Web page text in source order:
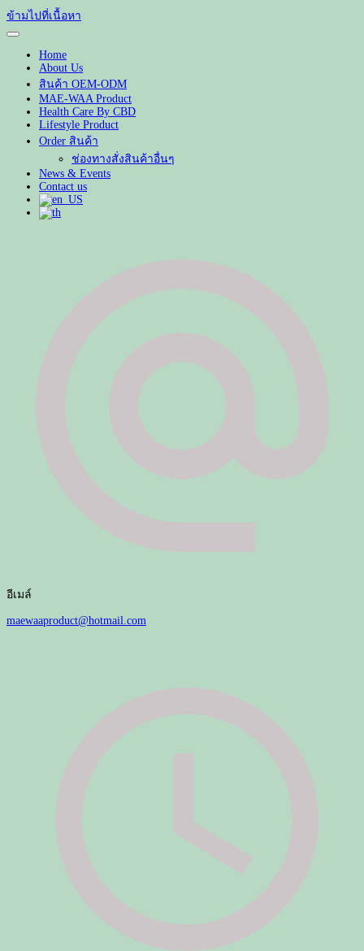
ข้ามไปที่เนื้อหา
Home
About Us
สินค้า OEM-ODM
MAE-WAA Product
Health Care By CBD
Lifestyle Product
Order สินค้า
ช่องทางสั่งสินค้าอื่นๆ
News & Events
Contact us
อีเมล์
maewaaproduct@hotmail.com